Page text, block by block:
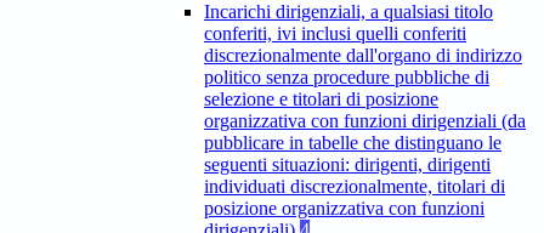
Incarichi dirigenziali, a qualsiasi titolo
conferiti, ivi inclusi quelli conferiti
discrezionalmente dall'organo di indirizzo
politico senza procedure pubbliche di
selezione e titolari di posizione
organizzativa con funzioni dirigenziali (da
pubblicare in tabelle che distinguano le
seguenti situazioni: dirigenti, dirigenti
individuati discrezionalmente, titolari di
posizione organizzativa con funzioni